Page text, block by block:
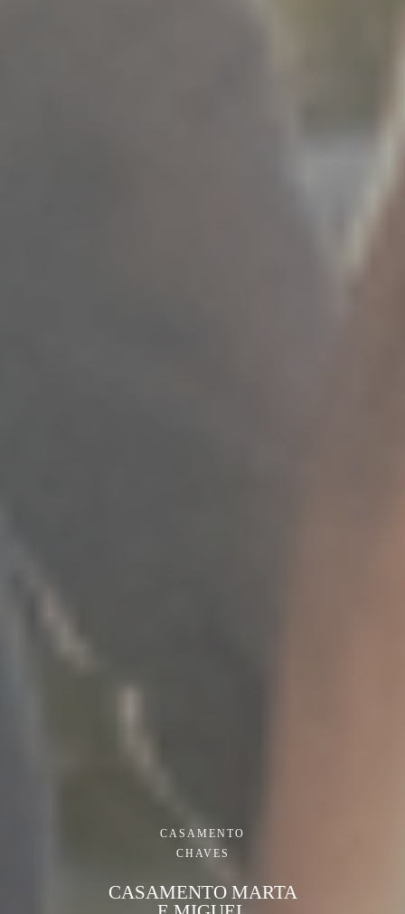
CASAMENTO
CHAVES
CASAMENTO MARTA